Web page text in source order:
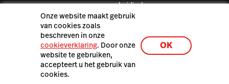
Juridisch
Privacy & Veiligheid
Laatste resources
De Lightspeed Restaurant
Onze website maakt gebruik
van cookies zoals
beschreven in onze
cookieverklaring. Door onze
website te gebruiken,
accepteert u het gebruik van
cookies.
OK